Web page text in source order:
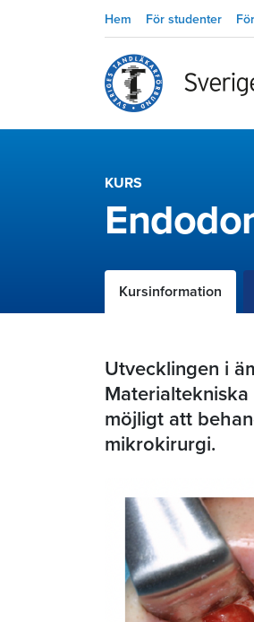
Hem För studenter
KURS
Kursinformation
Utvecklingen i
möjligt att
mikrokirurgi.